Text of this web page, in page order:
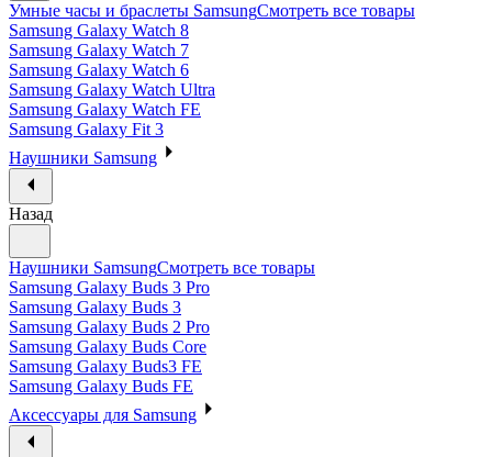
Умные часы и браслеты SamsungСмотреть все товары
Samsung Galaxy Watch 8
Samsung Galaxy Watch 7
Samsung Galaxy Watch 6
Samsung Galaxy Watch Ultra
Samsung Galaxy Watch FE
Samsung Galaxy Fit 3
Наушники Samsung
Назад
Наушники SamsungСмотреть все товары
Samsung Galaxy Buds 3 Pro
Samsung Galaxy Buds 3
Samsung Galaxy Buds 2 Pro
Samsung Galaxy Buds Core
Samsung Galaxy Buds3 FE
Samsung Galaxy Buds FE
Аксессуары для Samsung